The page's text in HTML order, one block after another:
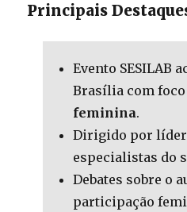
Principais
Evento SESILAB
Brasília com
feminina.
Dirigido por
especialistas do
Debates sobre o
participação